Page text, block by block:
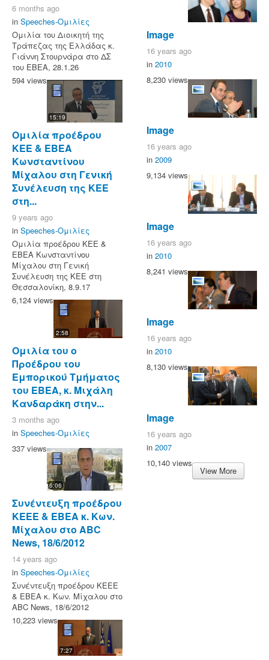
6 months ago
in Speeches-Ομιλίες
Ομιλία του Διοικητή της
Τράπεζας της Ελλάδας κ.
Γιάννη Στουρνάρα στο ΔΣ
του ΕΒΕΑ, 28.1.26
594 views
15:19
Ομιλία προέδρου
ΚΕΕ & ΕΒΕΑ
Κωνσταντίνου
Μίχαλου στη Γενική
Συνέλευση της ΚΕΕ
στη...
9 years ago
in Speeches-Ομιλίες
Ομιλία προέδρου ΚΕΕ &
ΕΒΕΑ Κωνσταντίνου
Μίχαλου στη Γενική
Συνέλευση της ΚΕΕ στη
Θεσσαλονίκη, 8.9.17
6,124 views
2:58
Ομιλία του ο
Προέδρου του
Εμπορικού Τμήματος
του ΕΒΕΑ, κ. Μιχάλη
Κανδαράκη στην...
3 months ago
in Speeches-Ομιλίες
337 views
6:06
Συνέντευξη προέδρου
KEEE & ΕΒΕΑ κ. Κων.
Μίχαλου στο ABC
News, 18/6/2012
14 years ago
in Speeches-Ομιλίες
Συνέντευξη προέδρου KEEE
& ΕΒΕΑ κ. Κων. Μίχαλου στο
ABC News, 18/6/2012
10,223 views
7:27
Image
16 years ago
in 2010
8,230 views
Image
16 years ago
in 2009
9,134 views
Image
16 years ago
in 2010
8,241 views
Image
16 years ago
in 2010
8,130 views
Image
16 years ago
in 2007
10,140 views
View More